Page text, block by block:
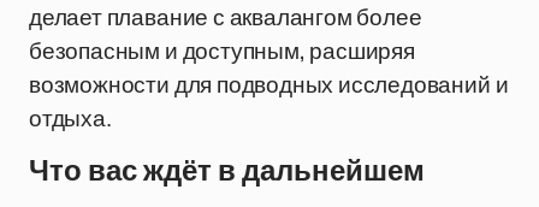
делает плавание с аквалангом более
безопасным и доступным, расширяя
возможности для подводных исследований и
отдыха.
Что вас ждёт в дальнейшем